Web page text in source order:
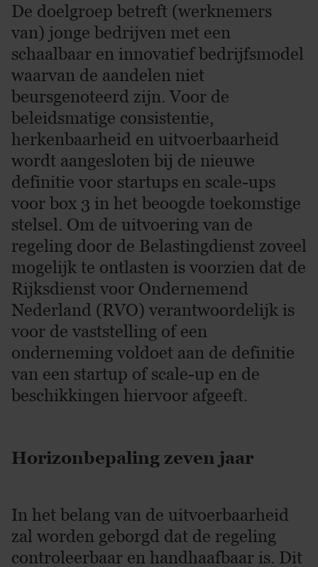
De doelgroep betreft (werknemers
van) jonge bedrijven met een
schaalbaar en innovatief bedrijfsmodel
waarvan de aandelen niet
beursgenoteerd zijn. Voor de
beleidsmatige consistentie,
herkenbaarheid en uitvoerbaarheid
wordt aangesloten bij de nieuwe
definitie voor startups en scale-ups
voor box 3 in het beoogde toekomstige
stelsel. Om de uitvoering van de
regeling door de Belastingdienst zoveel
mogelijk te ontlasten is voorzien dat de
Rijksdienst voor Ondernemend
Nederland (RVO) verantwoordelijk is
voor de vaststelling of een
onderneming voldoet aan de definitie
van een startup of scale-up en de
beschikkingen hiervoor afgeeft.
Horizonbepaling zeven jaar
In het belang van de uitvoerbaarheid
zal worden geborgd dat de regeling
controleerbaar en handhaafbaar is. Dit